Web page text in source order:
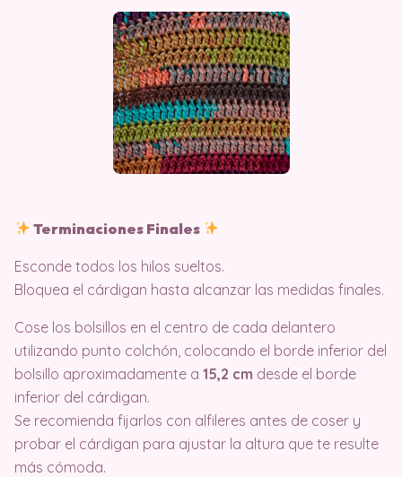
Terminaciones Finales
Esconde todos los hilos sueltos.
Bloquea el cárdigan hasta alcanzar las medidas finales.
Cose los bolsillos en el centro de cada delantero
utilizando punto colchón, colocando el borde inferior del
bolsillo aproximadamente a 15,2 cm desde el borde
inferior del cárdigan.
Se recomienda fijarlos con alfileres antes de coser y
probar el cárdigan para ajustar la altura que te resulte
más cómoda.